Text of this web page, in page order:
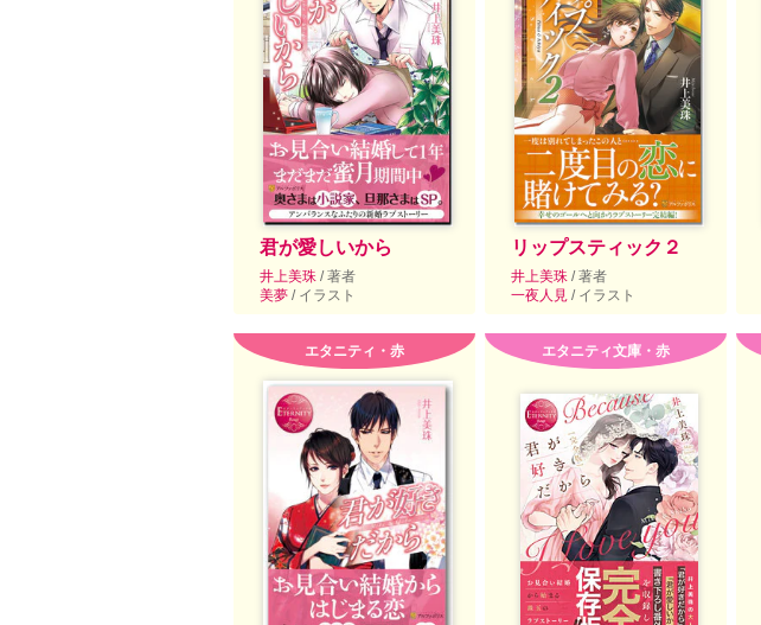
君が愛しいから
井上美珠 / 著者
美夢 / イラスト
リップスティック２
井上美珠 / 著者
一夜人見 / イラスト
エタニティ・赤 エタニティ文庫・赤